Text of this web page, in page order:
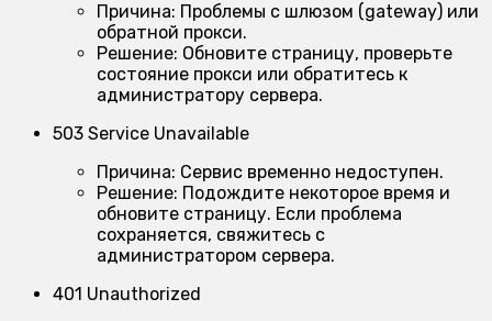
Причина: Проблемы с шлюзом (gateway) или
обратной прокси.
Решение: Обновите страницу, проверьте
состояние прокси или обратитесь к
администратору сервера.
503 Service Unavailable
Причина: Сервис временно недоступен.
Решение: Подождите некоторое время и
обновите страницу. Если проблема
сохраняется, свяжитесь с
администратором сервера.
401 Unauthorized